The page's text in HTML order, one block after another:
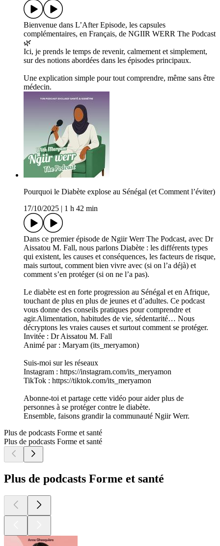
Bienvenue dans L’After Episode, les capsules
complémentaires, en Français, de NGIIR WERR The Podcast
🌿
Ici, je prends le temps de revenir, calmement et simplement,
sur des notions abordées dans les épisodes principaux.
Une explication simple pour tout comprendre, même sans être
médecin.
Pourquoi le Diabète explose au Sénégal (et Comment l’éviter)
17/10/2025
1 h 42 min
Dans ce premier épisode de Ngiir Werr The Podcast, avec Dr
Aissatou M. Fall, nous parlons Diabète : les différents types
qui existent, les causes et conséquences, les facteurs de risque,
mais surtout, comment bien vivre avec (si on l’a déjà) et
comment s’en protéger (si on ne l’a pas).
Le diabète est en forte progression au Sénégal et en Afrique,
touchant de plus en plus de jeunes et d’adultes. Ce podcast
vous donne des conseils pratiques pour comprendre et
agir.Alimentation, habitudes de vie, sédentarité… Nous
décryptons les vraies causes et surtout comment se protéger.
Invitée : Dr Aissatou M. Fall
Animé par : Maryam (its_meryamon)
Suis-moi sur les réseaux
Instagram : https://instagram.com/its_meryamon
TikTok : https://tiktok.com/its_meryamon
Abonne-toi et partage cette vidéo pour aider plus de
personnes à se protéger contre le diabète.
Ensemble, faisons grandir la communauté Ngiir Werr.
Plus de podcasts Forme et santé
Plus de podcasts Forme et santé
Plus de podcasts Forme et santé